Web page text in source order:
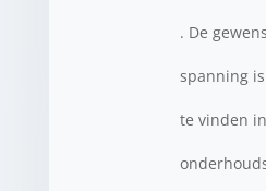
. De
spanning
te vinden